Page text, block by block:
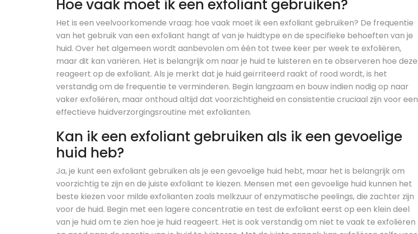
Hoe vaak moet ik een exfoliant gebruiken?
Het is een veelvoorkomende vraag: hoe vaak moet ik een exfoliant gebruiken? De frequentie
van het gebruik van een exfoliant hangt af van je huidtype en de specifieke behoeften van je
huid. Over het algemeen wordt aanbevolen om één tot twee keer per week te exfoliëren,
maar dit kan variëren. Het is belangrijk om naar je huid te luisteren en te observeren hoe deze
reageert op de exfoliant. Als je merkt dat je huid geïrriteerd raakt of rood wordt, is het
verstandig om de frequentie te verminderen. Begin langzaam en bouw indien nodig op naar
vaker exfoliëren, maar onthoud altijd dat voorzichtigheid en consistentie cruciaal zijn voor een
effectieve huidverzorgingsroutine met exfolianten.
Kan ik een exfoliant gebruiken als ik een gevoelige
huid heb?
Ja, je kunt een exfoliant gebruiken als je een gevoelige huid hebt, maar het is belangrijk om
voorzichtig te zijn en de juiste exfoliant te kiezen. Mensen met een gevoelige huid kunnen het
beste kiezen voor milde exfolianten zoals melkzuur of enzymatische peelings, die zachter zijn
voor de huid. Begin met een lagere concentratie en test de exfoliant eerst op een klein deel
van je huid om te zien hoe je huid reageert. Het is ook verstandig om niet te vaak te exfoliëren